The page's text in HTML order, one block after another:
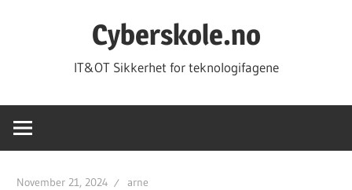
Cyberskole.no
IT&OT Sikkerhet for teknologifagene
November 21, 2024 arne